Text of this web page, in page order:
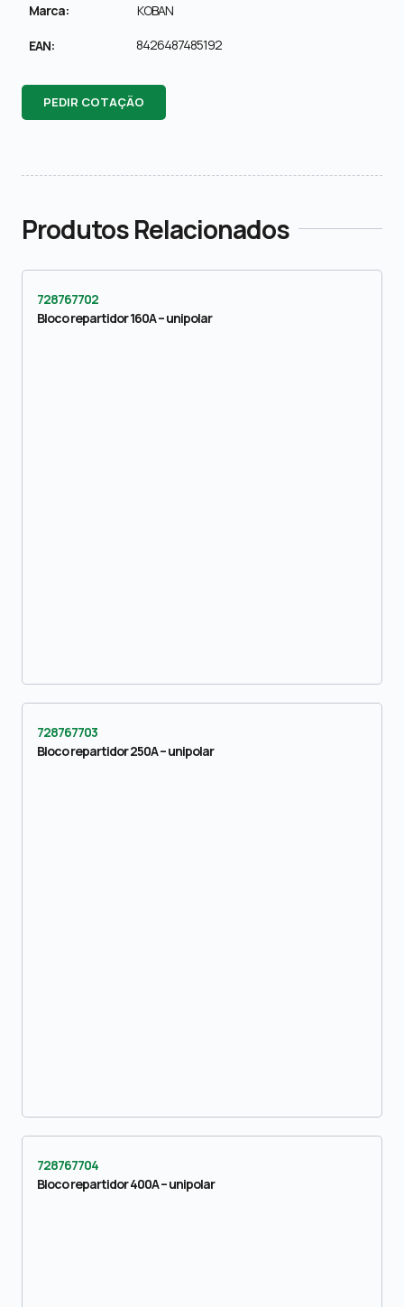
Marca: KOBAN
EAN: 8426487485192
PEDIR COTAÇÃO
Produtos Relacionados
728767702
Bloco repartidor 160A – unipolar
728767703
Bloco repartidor 250A – unipolar
728767704
Bloco repartidor 400A – unipolar